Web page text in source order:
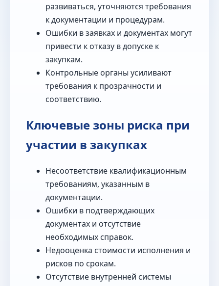
развиваться, уточняются требования
к документации и процедурам.
Ошибки в заявках и документах могут
привести к отказу в допуске к
закупкам.
Контрольные органы усиливают
требования к прозрачности и
соответствию.
Ключевые зоны риска при
участии в закупках
Несоответствие квалификационным
требованиям, указанным в
документации.
Ошибки в подтверждающих
документах и отсутствие
необходимых справок.
Недооценка стоимости исполнения и
рисков по срокам.
Отсутствие внутренней системы